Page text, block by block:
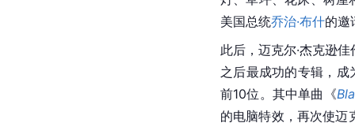
美国总统乔治·布什的邀
此后，迈克尔·杰克逊
之后最成功的专辑，
前10位。其中单曲《
的电脑特效，再次使迈